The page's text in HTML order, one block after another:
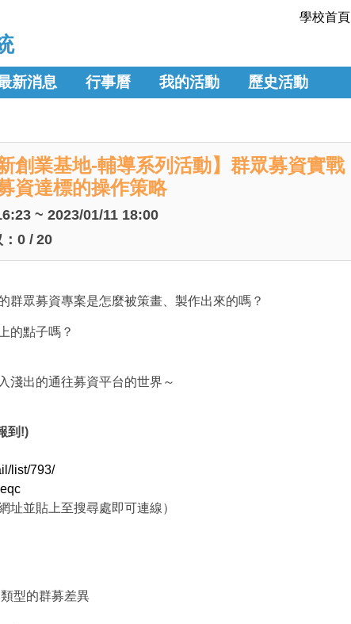
學校首頁
新消息 行事曆 我的活動 歷史活動
創業基地-輔導系列活動】群眾募資實戰
資達標的操作策略
~ 2023/01/11 18:00
：0 / 20
群眾募資專案是怎麼被策畫、製作出來的嗎？
的點子嗎？
淺出的通往募資平台的世界～
到!)
list/793/
址並貼上至搜尋處即可連線）
型的群募差異